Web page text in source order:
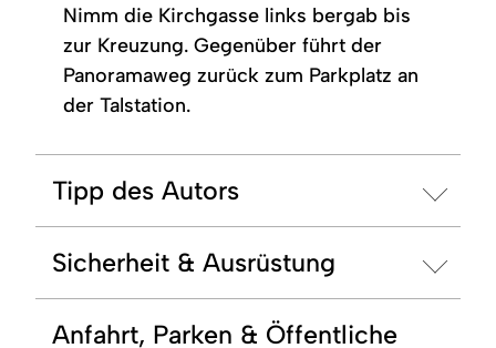
Nimm die Kirchgasse links bergab bis
zur Kreuzung. Gegenüber führt der
Panoramaweg zurück zum Parkplatz an
der Talstation.
Tipp des Autors
Sicherheit & Ausrüstung
Anfahrt, Parken & Öffentliche